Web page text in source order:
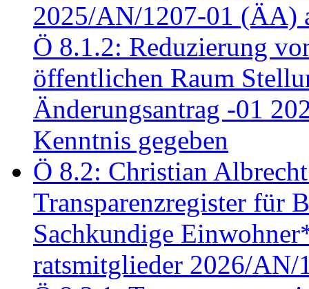
2025/AN/1207-01 (ÄA)
Ö 8.1.2: Reduzierung
öffentlichen Raum
Änderungsantrag -01
Kenntnis gegeben
Ö 8.2: Christian
Transparenzregister für
Sachkundige
ratsmitglieder 2026/AN/